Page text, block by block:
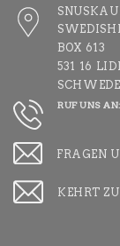
BOX 613
531 16
RUF UNS
FRAGEN
KEHRT